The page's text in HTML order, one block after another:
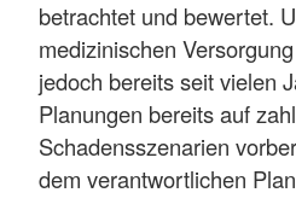
betrachtet und bewertet.
medizinischen
jedoch bereits seit vielen
Planungen bereits auf
Schadensszenarien
dem verantwortlichen